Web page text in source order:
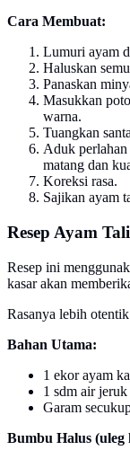
Cara Membuat:
Lumuri ayam
Haluskan
Panaskan
Masukkan
warna.
Tuangkan
Aduk perlahan
matang dan
Koreksi rasa.
Sajikan ayam
Resep Ayam
Resep ini
kasar akan
Rasanya lebih
Bahan Utama:
1 ekor ayam
1 sdm air
Garam
Bumbu Halus (uleg